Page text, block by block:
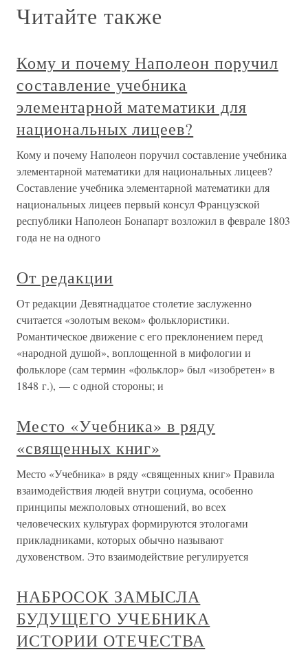
Читайте также
Кому и почему Наполеон поручил
составление учебника
элементарной математики для
национальных лицеев?
Кому и почему Наполеон поручил составление учебника
элементарной математики для национальных лицеев?
Составление учебника элементарной математики для
национальных лицеев первый консул Французской
республики Наполеон Бонапарт возложил в феврале 1803
года не на одного
От редакции
От редакции Девятнадцатое столетие заслуженно
считается «золотым веком» фольклористики.
Романтическое движение с его преклонением перед
«народной душой», воплощенной в мифологии и
фольклоре (сам термин «фольклор» был «изобретен» в
1848 г.), — с одной стороны; и
Место «Учебника» в ряду
«священных книг»
Место «Учебника» в ряду «священных книг» Правила
взаимодействия людей внутри социума, особенно
принципы межполовых отношений, во всех
человеческих культурах формируются этологами
прикладниками, которых обычно называют
духовенством. Это взаимодействие регулируется
НАБРОСОК ЗАМЫСЛА
БУДУЩЕГО УЧЕБНИКА
ИСТОРИИ ОТЕЧЕСТВА